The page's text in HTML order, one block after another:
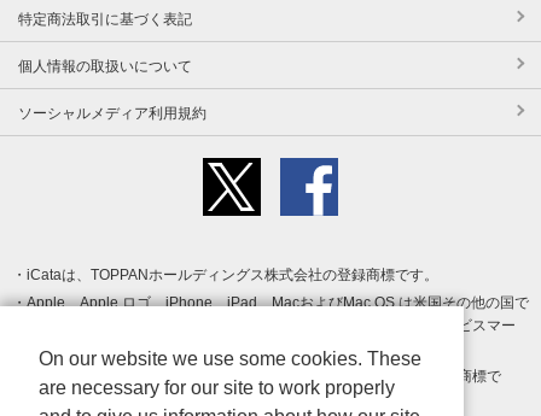
特定商法取引に基づく表記
個人情報の取扱いについて
ソーシャルメディア利用規約
iCataは、TOPPANホールディングス株式会社の登録商標です。
Apple、Apple ロゴ、iPhone、iPad、MacおよびMac OS は米国その他の国で
登録された Apple Inc. の商標です。App Store は Apple Inc. のサービスマー
クです。
Android、Google Play および Google Play ロゴ は Google LLC の商標で
す。
On our website we use some cookies. These
are necessary for our site to work properly